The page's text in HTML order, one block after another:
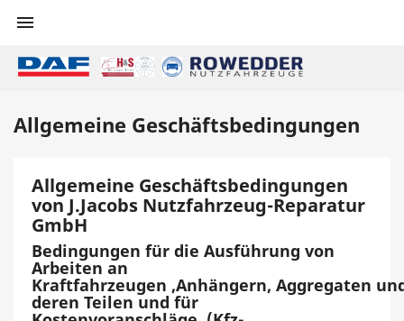

Allgemeine Geschäftsbedingungen
Allgemeine Geschäftsbedingungen
von J.Jacobs Nutzfahrzeug-Reparatur
GmbH
Bedingungen für die Ausführung von
Arbeiten an
Kraftfahrzeugen ,Anhängern, Aggregaten
deren Teilen und für